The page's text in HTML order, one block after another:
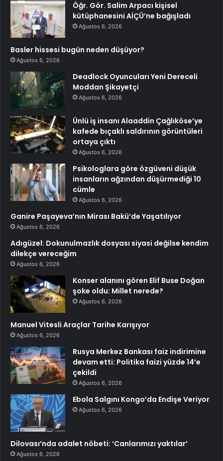
Öğr. Gör. Salim Arpacı kişisel
kütüphanesini AİÇÜ’ne bağışladı
Ağustos 6, 2026
Basler hissesi bugün neden düşüyor?
Ağustos 6, 2026
Deadlock Oyuncuları Yeni Dereceli
Moddan Şikayetçi
Ağustos 6, 2026
Ünlü iş insanı Alaaddin Çağlıköse’ye
kafede bıçaklı saldırının görüntüleri
ortaya çıktı
Ağustos 6, 2026
Psikologlara göre özgüveni düşük
insanların ağzından düşürmediği 10
cümle
Ağustos 6, 2026
Ganire Paşayeva’nın Mirası Bakü’de Yaşatılıyor
Ağustos 6, 2026
Adıgüzel: Dokunulmazlık dosyası siyasi değilse kendim
dilekçe vereceğim
Ağustos 6, 2026
Konser alanını gören Elif Buse Doğan
şoke oldu: Millet nerede?
Ağustos 6, 2026
Manuel Vitesli Araçlar Tarihe Karışıyor
Ağustos 6, 2026
Rusya Merkez Bankası faiz indirimine
devam etti: Politika faizi yüzde 14’e
çekildi
Ağustos 6, 2026
Ebola Salgını Kongo’da Endişe Veriyor
Ağustos 6, 2026
Dilovası’nda adalet nöbeti: ‘Canlarımızı yaktılar’
Ağustos 6, 2026